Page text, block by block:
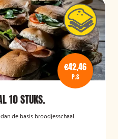
€42,46
P.S
10 STUKS.
de basis broodjesschaal.